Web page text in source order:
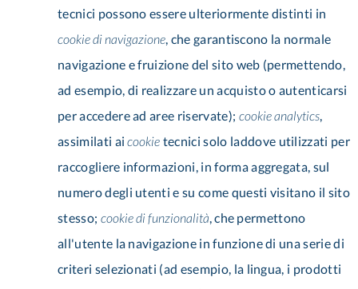
tecnici possono essere ulteriormente distinti in
cookie di navigazione, che garantiscono la normale
navigazione e fruizione del sito web (permettendo,
ad esempio, di realizzare un acquisto o autenticarsi
per accedere ad aree riservate); cookie analytics,
assimilati aicookie tecnici solo laddove utilizzati per
raccogliere informazioni, in forma aggregata, sul
numero degli utenti e su come questi visitano il sito
stesso; cookie di funzionalità, che permettono
all'utente la navigazione in funzione di una serie di
criteri selezionati (ad esempio, la lingua, i prodotti